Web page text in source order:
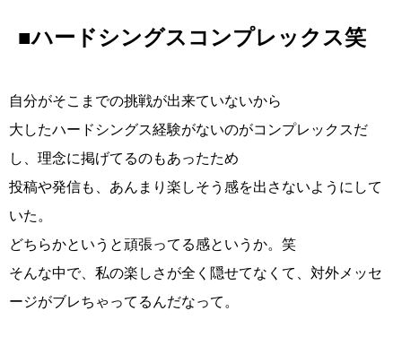
■ハードシングスコンプレックス笑
自分がそこまでの挑戦が出来ていないから
大したハードシングス経験がないのがコンプレックスだ
し、理念に掲げてるのもあったため
投稿や発信も、あんまり楽しそう感を出さないようにして
いた。
どちらかというと頑張ってる感というか。笑
そんな中で、私の楽しさが全く隠せてなくて、対外メッセ
ージがブレちゃってるんだなって。